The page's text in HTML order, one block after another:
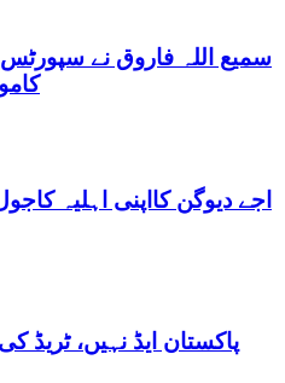
سمیع اللہ فاروق نے
اجے دیوگن کااپنی اہلیہ
پاکستان ایڈ نہیں، ٹریڈ